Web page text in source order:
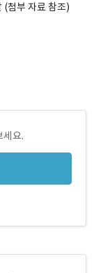
첨부 자료 참조)
세요.